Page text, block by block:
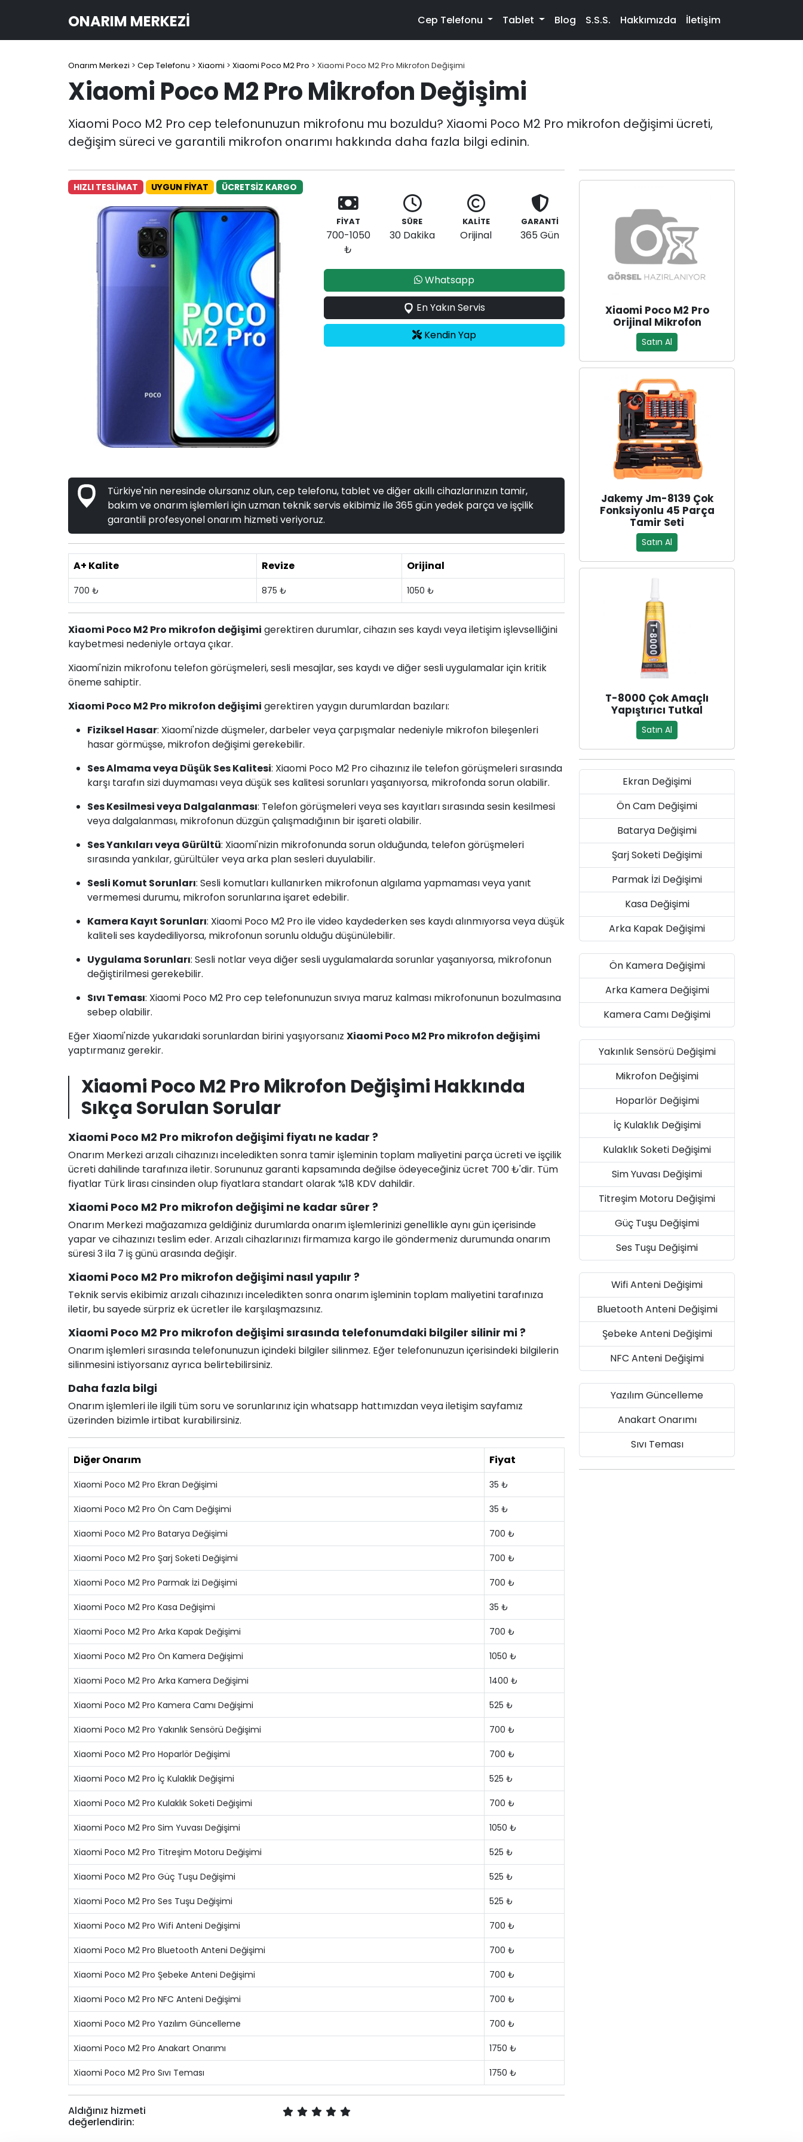
ONARIM MERKEZI Cep Telefonu Tablet Blog S.S.S. Hakkımızda İletişim
Onarım Merkezi > Cep Telefonu > Xiaomi > Xiaomi Poco M2 Pro > Xiaomi Poco M2 Pro Mikrofon Değişimi
Xiaomi Poco M2 Pro Mikrofon Değişimi
Xiaomi Poco M2 Pro cep telefonunuzun mikrofonu mu bozuldu? Xiaomi Poco M2 Pro mikrofon değişimi ücreti,
değişim süreci ve garantili mikrofon onarımı hakkında daha fazla bilgi edinin.
HIZLI TESLİMAT UYGUN FİYAT ÜCRETSİZ KARGO
FİYAT
700-1050
₺
SÜRE
30 Dakika
KALİTE
Orijinal
GARANTİ
365 Gün
Whatsapp
En Yakın Servis
Kendin Yap
Türkiye'nin neresinde olursanız olun, cep telefonu, tablet ve diğer akıllı cihazlarınızın tamir,
bakım ve onarım işlemleri için uzman teknik servis ekibimiz ile 365 gün yedek parça ve işçilik
garantili profesyonel onarım hizmeti veriyoruz.
A+ Kalite Revize Orijinal
700 ₺ 875 ₺ 1050 ₺
Xiaomi Poco M2 Pro mikrofon değişimi gerektiren durumlar, cihazın ses kaydı veya iletişim işlevselliğini
kaybetmesi nedeniyle ortaya çıkar.
Xiaomi'nizin mikrofonu telefon görüşmeleri, sesli mesajlar, ses kaydı ve diğer sesli uygulamalar için kritik
öneme sahiptir.
Xiaomi Poco M2 Pro mikrofon değişimi gerektiren yaygın durumlardan bazıları:
Fiziksel Hasar: Xiaomi'nizde düşmeler, darbeler veya çarpışmalar nedeniyle mikrofon bileşenleri
hasar görmüşse, mikrofon değişimi gerekebilir.
Ses Almama veya Düşük Ses Kalitesi: Xiaomi Poco M2 Pro cihazınız ile telefon görüşmeleri sırasında
karşı tarafın sizi duymaması veya düşük ses kalitesi sorunları yaşanıyorsa, mikrofonda sorun olabilir.
Ses Kesilmesi veya Dalgalanması: Telefon görüşmeleri veya ses kayıtları sırasında sesin kesilmesi
veya dalgalanması, mikrofonun düzgün çalışmadığının bir işareti olabilir.
Ses Yankıları veya Gürültü: Xiaomi'nizin mikrofonunda sorun olduğunda, telefon görüşmeleri
sırasında yankılar, gürültüler veya arka plan sesleri duyulabilir.
Sesli Komut Sorunları: Sesli komutları kullanırken mikrofonun algılama yapmaması veya yanıt
vermemesi durumu, mikrofon sorunlarına işaret edebilir.
Kamera Kayıt Sorunları: Xiaomi Poco M2 Pro ile video kaydederken ses kaydı alınmıyorsa veya düşük
kaliteli ses kaydediliyorsa, mikrofonun sorunlu olduğu düşünülebilir.
Uygulama Sorunları: Sesli notlar veya diğer sesli uygulamalarda sorunlar yaşanıyorsa, mikrofonun
değiştirilmesi gerekebilir.
Sıvı Teması: Xiaomi Poco M2 Pro cep telefonunuzun sıvıya maruz kalması mikrofonunun bozulmasına
sebep olabilir.
Eğer Xiaomi'nizde yukarıdaki sorunlardan birini yaşıyorsanız Xiaomi Poco M2 Pro mikrofon değişimi
yaptırmanız gerekir.
Xiaomi Poco M2 Pro Mikrofon Değişimi Hakkında
Sıkça Sorulan Sorular
Xiaomi Poco M2 Pro mikrofon değişimi fiyatı ne kadar ?
Onarım Merkezi arızalı cihazınızı inceledikten sonra tamir işleminin toplam maliyetini parça ücreti ve işçilik
ücreti dahilinde tarafınıza iletir. Sorununuz garanti kapsamında değilse ödeyeceğiniz ücret 700 ₺'dir. Tüm
fiyatlar Türk lirası cinsinden olup fiyatlara standart olarak %18 KDV dahildir.
Xiaomi Poco M2 Pro mikrofon değişimi ne kadar sürer ?
Onarım Merkezi mağazamıza geldiğiniz durumlarda onarım işlemlerinizi genellikle aynı gün içerisinde
yapar ve cihazınızı teslim eder. Arızalı cihazlarınızı firmamıza kargo ile göndermeniz durumunda onarım
süresi 3 ila 7 iş günü arasında değişir.
Xiaomi Poco M2 Pro mikrofon değişimi nasıl yapılır ?
Teknik servis ekibimiz arızalı cihazınızı inceledikten sonra onarım işleminin toplam maliyetini tarafınıza
iletir, bu sayede sürpriz ek ücretler ile karşılaşmazsınız.
Xiaomi Poco M2 Pro mikrofon değişimi sırasında telefonumdaki bilgiler silinir mi ?
Onarım işlemleri sırasında telefonunuzun içindeki bilgiler silinmez. Eğer telefonunuzun içerisindeki bilgilerin
silinmesini istiyorsanız ayrıca belirtebilirsiniz.
Daha fazla bilgi
Onarım işlemleri ile ilgili tüm soru ve sorunlarınız için whatsapp hattımızdan veya iletişim sayfamız
üzerinden bizimle irtibat kurabilirsiniz.
Diğer Onarım Fiyat
Xiaomi Poco M2 Pro Ekran Değişimi 35 ₺
Xiaomi Poco M2 Pro Ön Cam Değişimi 35 ₺
Xiaomi Poco M2 Pro Batarya Değişimi 700 ₺
Xiaomi Poco M2 Pro Şarj Soketi Değişimi 700 ₺
Xiaomi Poco M2 Pro Parmak İzi Değişimi 700 ₺
Xiaomi Poco M2 Pro Kasa Değişimi 35 ₺
Xiaomi Poco M2 Pro Arka Kapak Değişimi 700 ₺
Xiaomi Poco M2 Pro Ön Kamera Değişimi 1050 ₺
Xiaomi Poco M2 Pro Arka Kamera Değişimi 1400 ₺
Xiaomi Poco M2 Pro Kamera Camı Değişimi 525 ₺
Xiaomi Poco M2 Pro Yakınlık Sensörü Değişimi 700 ₺
Xiaomi Poco M2 Pro Hoparlör Değişimi 700 ₺
Xiaomi Poco M2 Pro İç Kulaklık Değişimi 525 ₺
Xiaomi Poco M2 Pro Kulaklık Soketi Değişimi 700 ₺
Xiaomi Poco M2 Pro Sim Yuvası Değişimi 1050 ₺
Xiaomi Poco M2 Pro Titreşim Motoru Değişimi 525 ₺
Xiaomi Poco M2 Pro Güç Tuşu Değişimi 525 ₺
Xiaomi Poco M2 Pro Ses Tuşu Değişimi 525 ₺
Xiaomi Poco M2 Pro Wifi Anteni Değişimi 700 ₺
Xiaomi Poco M2 Pro Bluetooth Anteni Değişimi 700 ₺
Xiaomi Poco M2 Pro Şebeke Anteni Değişimi 700 ₺
Xiaomi Poco M2 Pro NFC Anteni Değişimi 700 ₺
Xiaomi Poco M2 Pro Yazılım Güncelleme 700 ₺
Xiaomi Poco M2 Pro Anakart Onarımı 1750 ₺
Xiaomi Poco M2 Pro Sıvı Teması 1750 ₺
Aldığınız hizmeti
değerlendirin:
Xiaomi Poco M2 Pro
Orijinal Mikrofon
Satın Al
Jakemy Jm-8139 Çok
Fonksiyonlu 45 Parça
Tamir Seti
Satın Al
T-8000 Çok Amaçlı
Yapıştırıcı Tutkal
Satın Al
Ekran Değişimi
Ön Cam Değişimi
Batarya Değişimi
Şarj Soketi Değişimi
Parmak İzi Değişimi
Kasa Değişimi
Arka Kapak Değişimi
Ön Kamera Değişimi
Arka Kamera Değişimi
Kamera Camı Değişimi
Yakınlık Sensörü Değişimi
Mikrofon Değişimi
Hoparlör Değişimi
İç Kulaklık Değişimi
Kulaklık Soketi Değişimi
Sim Yuvası Değişimi
Titreşim Motoru Değişimi
Güç Tuşu Değişimi
Ses Tuşu Değişimi
Wifi Anteni Değişimi
Bluetooth Anteni Değişimi
Şebeke Anteni Değişimi
NFC Anteni Değişimi
Yazılım Güncelleme
Anakart Onarımı
Sıvı Teması